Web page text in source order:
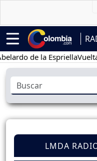
de la EspriellaVuelta a
LMDA